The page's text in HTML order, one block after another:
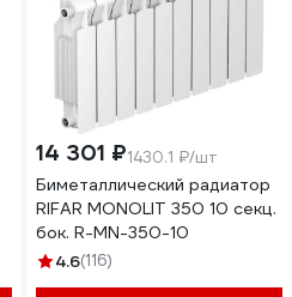
14 301 ₽1430.1 ₽/шт
Биметаллический радиатор
RIFAR MONOLIT 350 10 секц.
бок. R-MN-350-10
4.6(116)